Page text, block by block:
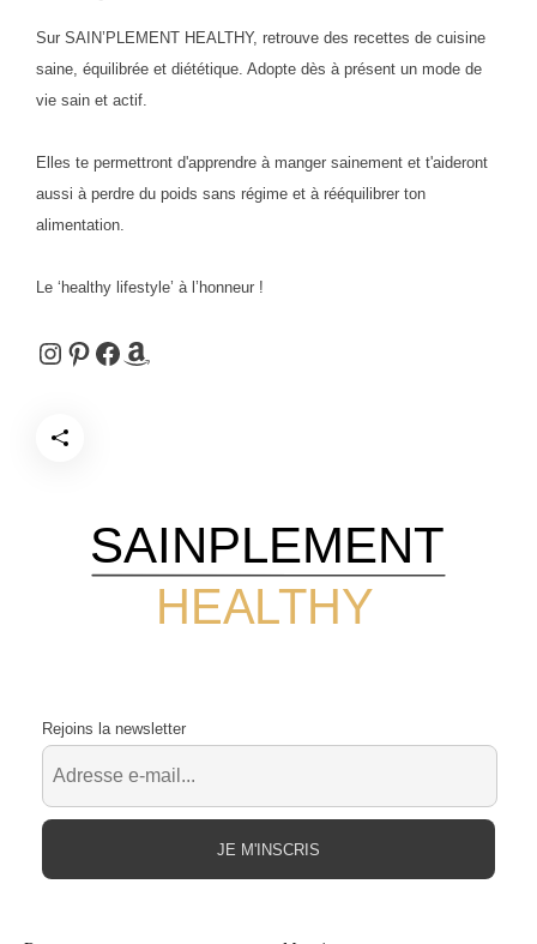
Sur SAIN’PLEMENT HEALTHY, retrouve des recettes de cuisine
saine, équilibrée et diététique. Adopte dès à présent un mode de
vie sain et actif.
Elles te permettront d'apprendre à manger sainement et t'aideront
aussi à perdre du poids sans régime et à rééquilibrer ton
alimentation.
Le ‘healthy lifestyle’ à l’honneur !
Instagram
Pinterest
Facebook
Amazon
HEALTHY
SAINPLEMENT
Rejoins la newsletter
JE M'INSCRIS